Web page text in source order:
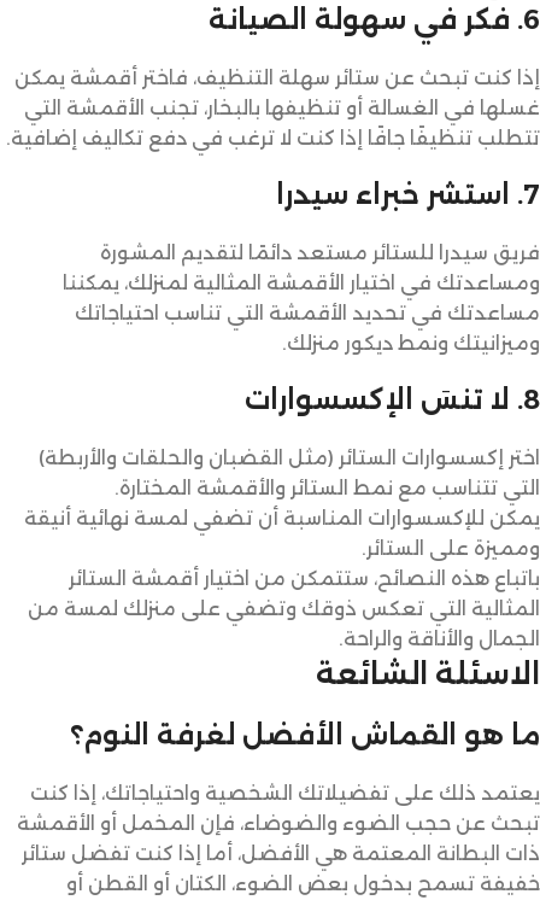
6. فكر في سهولة الصيانة
إذا كنت تبحث عن ستائر سهلة التنظيف، فاختر أقمشة يمكن
غسلها في الغسالة أو تنظيفها بالبخار، تجنب الأقمشة التي
تتطلب تنظيفًا جافًا إذا كنت لا ترغب في دفع تكاليف إضافية.
7. استشر خبراء سيدرا
فريق سيدرا للستائر مستعد دائمًا لتقديم المشورة
ومساعدتك في اختيار الأقمشة المثالية لمنزلك، يمكننا
مساعدتك في تحديد الأقمشة التي تناسب احتياجاتك
وميزانيتك ونمط ديكور منزلك.
8. لا تنسَ الإكسسوارات
اختر إكسسوارات الستائر (مثل القضبان والحلقات والأربطة)
التي تتناسب مع نمط الستائر والأقمشة المختارة.
يمكن للإكسسوارات المناسبة أن تضفي لمسة نهائية أنيقة
ومميزة على الستائر.
باتباع هذه النصائح، ستتمكن من اختيار أقمشة الستائر
المثالية التي تعكس ذوقك وتضفي على منزلك لمسة من
الجمال والأناقة والراحة.
الاسئلة الشائعة
ما هو القماش الأفضل لغرفة النوم؟
يعتمد ذلك على تفضيلاتك الشخصية واحتياجاتك، إذا كنت
تبحث عن حجب الضوء والضوضاء، فإن المخمل أو الأقمشة
ذات البطانة المعتمة هي الأفضل، أما إذا كنت تفضل ستائر
خفيفة تسمح بدخول بعض الضوء، الكتان أو القطن أو